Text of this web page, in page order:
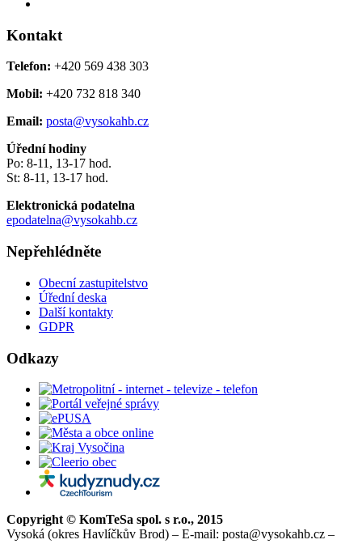
Kontakt
Telefon: +420 569 438 303
Mobil: +420 732 818 340
Email: posta@vysokahb.cz
Úřední hodiny
Po: 8-11, 13-17 hod.
St: 8-11, 13-17 hod.
Elektronická podatelna
epodatelna@vysokahb.cz
Nepřehlédněte
Obecní zastupitelstvo
Úřední deska
Další kontakty
GDPR
Odkazy
Copyright © KomTeSa spol. s r.o., 2015
Vysoká (okres Havlíčkův Brod) – E-mail: posta@vysokahb.cz –